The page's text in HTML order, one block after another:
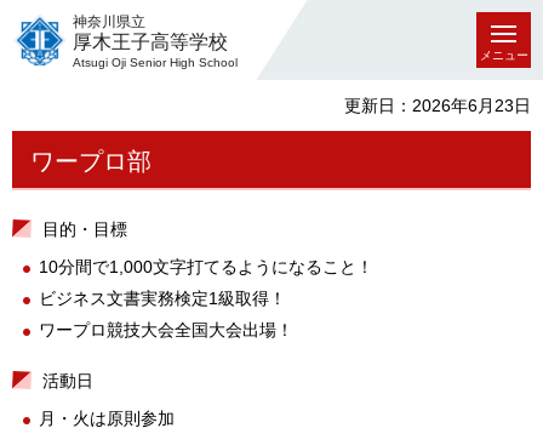
神奈川県立
厚木王子高等学校
Atsugi Oji Senior High School
メニュー
更新日：2026年6月23日
ワープロ部
目的・目標
10分間で1,000文字打てるようになること！
ビジネス文書実務検定1級取得！
ワープロ競技大会全国大会出場！
活動日
月・火は原則参加